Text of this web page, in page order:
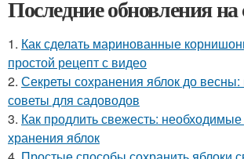
Последние обновления на
1. Как сделать маринованные
простой рецепт с видео
2. Секреты сохранения яблок до
советы для садоводов
3. Как продлить свежесть:
хранения яблок